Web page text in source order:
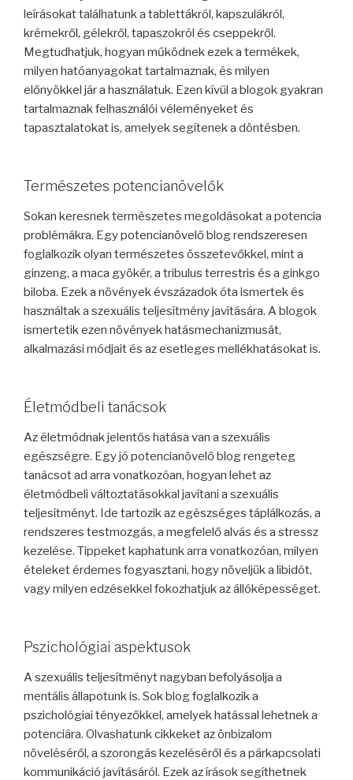
leírásokat találhatunk a tablettákról, kapszulákról,
krémekről, gélekről, tapaszokról és cseppekről.
Megtudhatjuk, hogyan működnek ezek a termékek,
milyen hatóanyagokat tartalmaznak, és milyen
előnyökkel jár a használatuk. Ezen kívül a blogok gyakran
tartalmaznak felhasználói véleményeket és
tapasztalatokat is, amelyek segítenek a döntésben.
Természetes potencianövelők
Sokan keresnek természetes megoldásokat a potencia
problémákra. Egy potencianövelő blog rendszeresen
foglalkozik olyan természetes összetevőkkel, mint a
ginzeng, a maca gyökér, a tribulus terrestris és a ginkgo
biloba. Ezek a növények évszázadok óta ismertek és
használtak a szexuális teljesítmény javítására. A blogok
ismertetik ezen növények hatásmechanizmusát,
alkalmazási módjait és az esetleges mellékhatásokat is.
Életmódbeli tanácsok
Az életmódnak jelentős hatása van a szexuális
egészségre. Egy jó potencianövelő blog rengeteg
tanácsot ad arra vonatkozóan, hogyan lehet az
életmódbeli változtatásokkal javítani a szexuális
teljesítményt. Ide tartozik az egészséges táplálkozás, a
rendszeres testmozgás, a megfelelő alvás és a stressz
kezelése. Tippeket kaphatunk arra vonatkozóan, milyen
ételeket érdemes fogyasztani, hogy növeljük a libidót,
vagy milyen edzésekkel fokozhatjuk az állóképességet.
Pszichológiai aspektusok
A szexuális teljesítményt nagyban befolyásolja a
mentális állapotunk is. Sok blog foglalkozik a
pszichológiai tényezőkkel, amelyek hatással lehetnek a
potenciára. Olvashatunk cikkeket az önbizalom
növeléséről, a szorongás kezeléséről és a párkapcsolati
kommunikáció javításáról. Ezek az írások segíthetnek